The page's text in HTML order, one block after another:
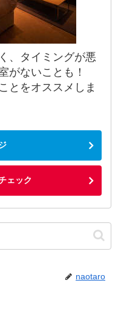
、タイミングが悪
がないことも！
とをオススメしま
ェック
naotaro